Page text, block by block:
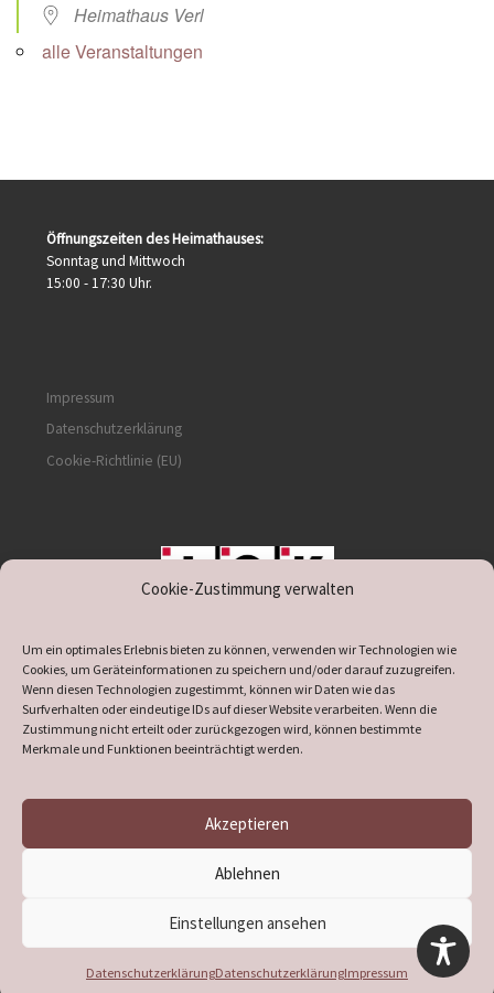
Cookie-Zustimmung verwalten
Um ein optimales Erlebnis bieten zu können, verwenden wir Technologien wie
Cookies, um Geräteinformationen zu speichern und/oder darauf zuzugreifen.
Wenn diesen Technologien zugestimmt, können wir Daten wie das
Surfverhalten oder eindeutige IDs auf dieser Website verarbeiten. Wenn die
Zustimmung nicht erteilt oder zurückgezogen wird, können bestimmte
Merkmale und Funktionen beeinträchtigt werden.
Akzeptieren
Ablehnen
Einstellungen ansehen
DatenschutzerklärungDatenschutzerklärungImpressum
Heimathaus Verl
alle Veranstaltungen
Öffnungszeiten des Heimathauses:
Sonntag und Mittwoch
15:00 - 17:30 Uhr.
Impressum
Datenschutzerklärung
Cookie-Richtlinie (EU)
supported by DÖ
Heimatverein Verl– Alle Rechte vorbehalten